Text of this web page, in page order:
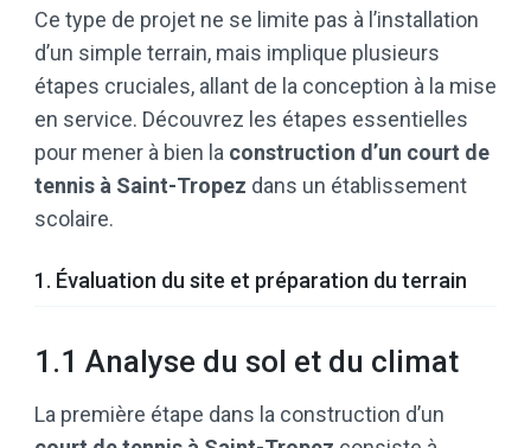
Ce type de projet ne se limite pas à l’installation
d’un simple terrain, mais implique plusieurs
étapes cruciales, allant de la conception à la mise
en service. Découvrez les étapes essentielles
pour mener à bien la construction d’un court de
tennis à Saint-Tropez dans un établissement
scolaire.
1. Évaluation du site et préparation du terrain
1.1 Analyse du sol et du climat
La première étape dans la construction d’un